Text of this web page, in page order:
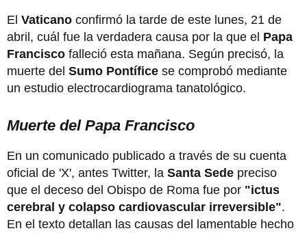
El Vaticano confirmó la tarde de este lunes, 21 de
abril, cuál fue la verdadera causa por la que el Papa
Francisco falleció esta mañana. Según precisó, la
muerte del Sumo Pontífice se comprobó mediante
un estudio electrocardiograma tanatológico.
Muerte del Papa Francisco
En un comunicado publicado a través de su cuenta
oficial de 'X', antes Twitter, la Santa Sede preciso
que el deceso del Obispo de Roma fue por "ictus
cerebral y colapso cardiovascular irreversible".
En el texto detallan las causas del lamentable hecho